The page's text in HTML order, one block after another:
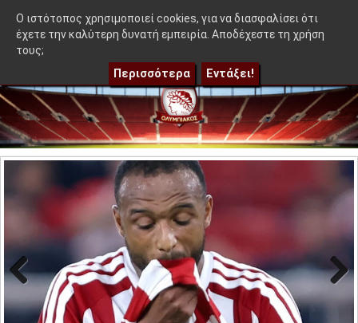
≡ OlympEidisis |
us
που δεν βγήκε στον Μεντιλίμπαρ - Ακόμα 50-50" | Η
O ιστότοπος χρησιμοποιεί cookies, για να διασφαλίσει ότι
έχετε την καλύτερη δυνατή εμπειρία. Αποδέχεστε τη χρήση
τους;
Περισσότερα Εντάξει!